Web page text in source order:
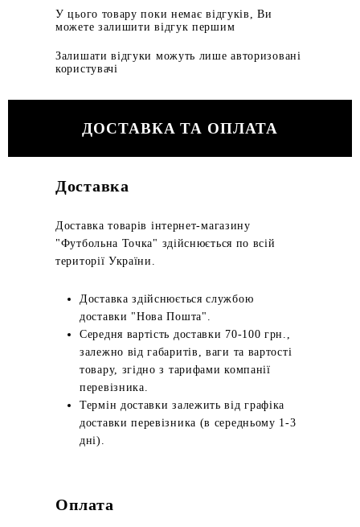
У цього товару поки немає відгуків, Ви
можете залишити відгук першим
Залишати відгуки можуть лише авторизовані
користувачі
ДОСТАВКА ТА ОПЛАТА
Доставка
Доставка товарів інтернет-магазину
"Футбольна Точка" здійснюється по всій
території України.
Доставка здійснюється службою
доставки "Нова Пошта".
Середня вартість доставки 70-100 грн.,
залежно від габаритів, ваги та вартості
товару, згідно з тарифами компанії
перевізника.
Термін доставки залежить від графіка
доставки перевізника (в середньому 1-3
дні).
Оплата